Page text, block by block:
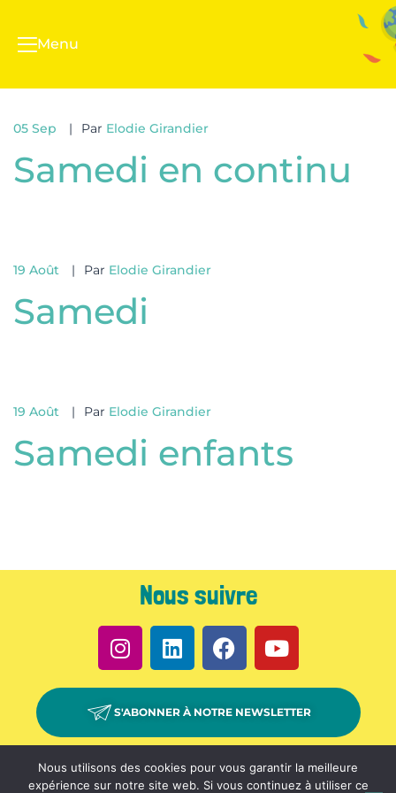
Menu
05 Sep Par Elodie Girandier
Samedi en continu
19 Août Par Elodie Girandier
Samedi
19 Août Par Elodie Girandier
Samedi enfants
Nous suivre
S'ABONNER À NOTRE NEWSLETTER
PARTENAIRES –CONTACT –ESPACE PRESSE –
Nous utilisons des cookies pour vous garantir la meilleure
expérience sur notre site web. Si vous continuez à utiliser ce